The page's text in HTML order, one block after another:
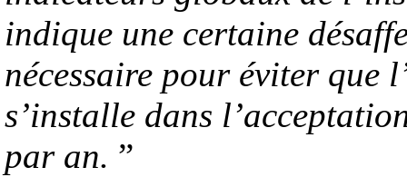
indique une certaine
nécessaire pour éviter que
s’installe dans
par an. ”